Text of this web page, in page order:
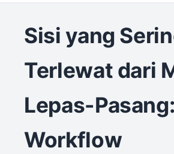
Sisi yang
Terlewat dari
Lepas-Pasang:
Workflow